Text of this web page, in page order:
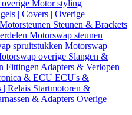
Motor styling
| Covers | Overige
Motorsteunen Steunen & Brackets
Motorswap steunen
spruitstukken Motorswap
overige Slangen &
Fittingen Adapters & Verlopen
& ECU ECU's &
| Relais Startmotoren &
& Adapters Overige